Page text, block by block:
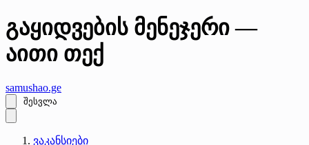
გაყიდვების მენეჯერი —
აითი თექ
samushao.ge
შესვლა
ვაკანსიები